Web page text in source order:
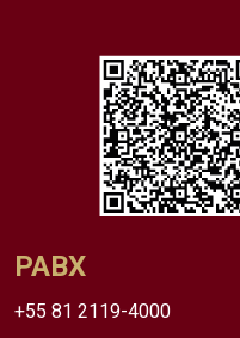
PABX
+55 81 2119-4000